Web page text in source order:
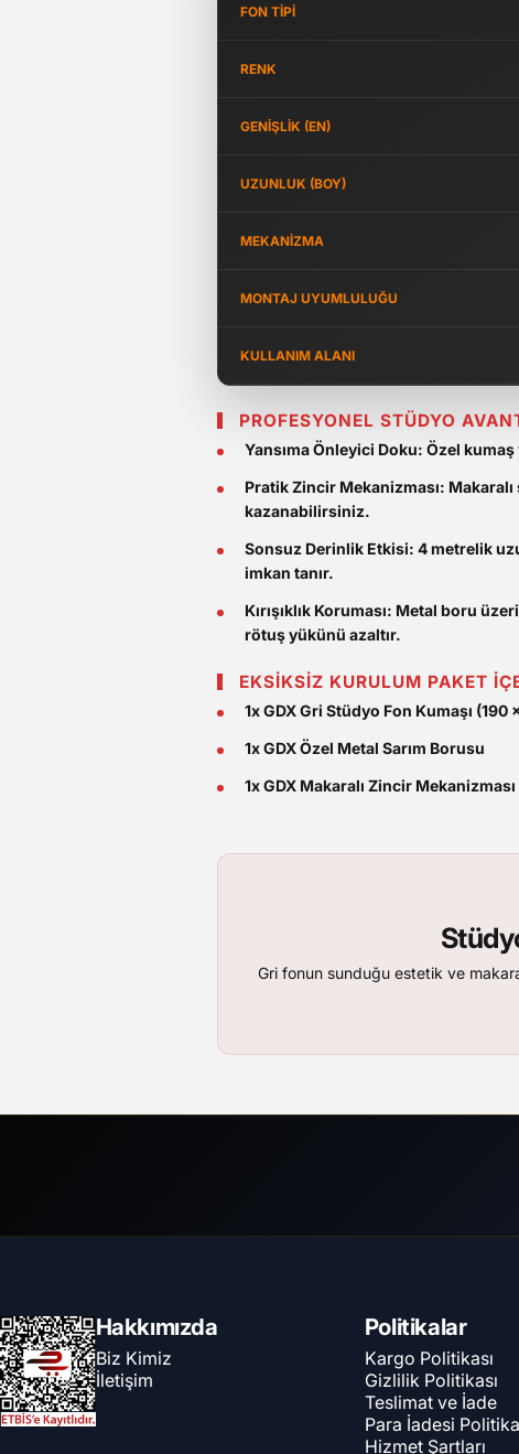
FON TIPI
RENK
GENIŞLIK (EN)
UZUNLUK (BOY)
MEKANIZMA
MONTAJ UYUMLULUĞU
KULLANIM ALANI
PROFESYONEL STÜDYO
Yansıma Önleyici Doku: Özel kumaş
Pratik Zincir Mekanizması:
kazanabilirsiniz.
Sonsuz Derinlik Etkisi: 4 metrelik
imkan tanır.
Kırışıklık Koruması: Metal boru
rötuş yükünü azaltır.
EKSİKSİZ KURULUM PAKET
1x GDX Gri Stüdyo Fon Kumaşı (190
1x GDX Özel Metal Sarım Borusu
1x GDX Makaralı Zincir Mekanizması
Gri fonun sunduğu estetik ve
Can Foto Stüdyo ve Reklam Malzemeleri
Hakkımızda
Biz Kimiz
İletişim
Politikalar
Kargo Politikası
Gizlilik Politikası
Teslimat ve İade
Para İadesi
Hizmet Şartları